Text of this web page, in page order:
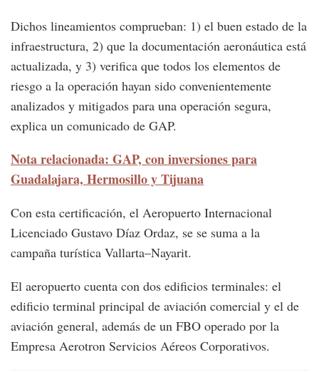
Dichos lineamientos comprueban: 1) el buen estado de la
infraestructura, 2) que la documentación aeronáutica está
actualizada, y 3) verifica que todos los elementos de
riesgo a la operación hayan sido convenientemente
analizados y mitigados para una operación segura,
explica un comunicado de GAP.
Nota relacionada: GAP, con inversiones para
Guadalajara, Hermosillo y Tijuana
Con esta certificación, el Aeropuerto Internacional
Licenciado Gustavo Díaz Ordaz, se se suma a la
campaña turística Vallarta–Nayarit.
El aeropuerto cuenta con dos edificios terminales: el
edificio terminal principal de aviación comercial y el de
aviación general, además de un FBO operado por la
Empresa Aerotron Servicios Aéreos Corporativos.